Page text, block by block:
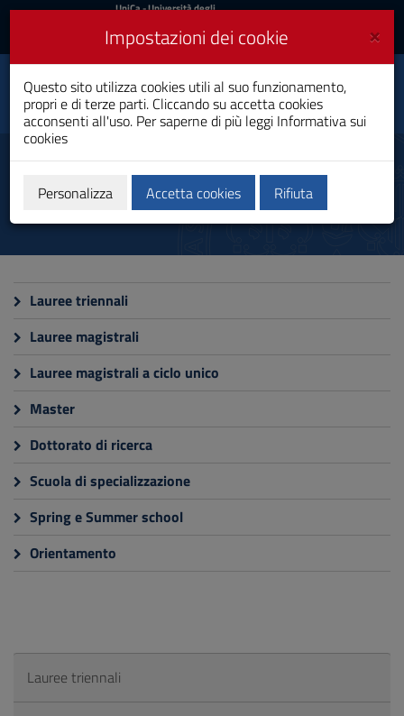
Vai
al
navigazione
sito
al
Footer
UniCa
Accedi
UniCa- Università degli
Accedi UniCA News
Toggle
navigation
Dipartimento di
Pedagogia, psicologia,
filosofia
Formazione
Lauree triennali
Lauree magistrali
Lauree magistrali a ciclo unico
Master
Dottorato di ricerca
Scuola di specializzazione
Spring e Summer school
Orientamento
Lauree triennali
×
Impostazioni dei cookie
Questo sito utilizza cookies utili al suo funzionamento,
propri e di terze parti. Cliccando su accetta cookies
acconsenti all'uso. Per saperne di più leggi Informativa sui
cookies
Personalizza Accetta cookies Rifiuta